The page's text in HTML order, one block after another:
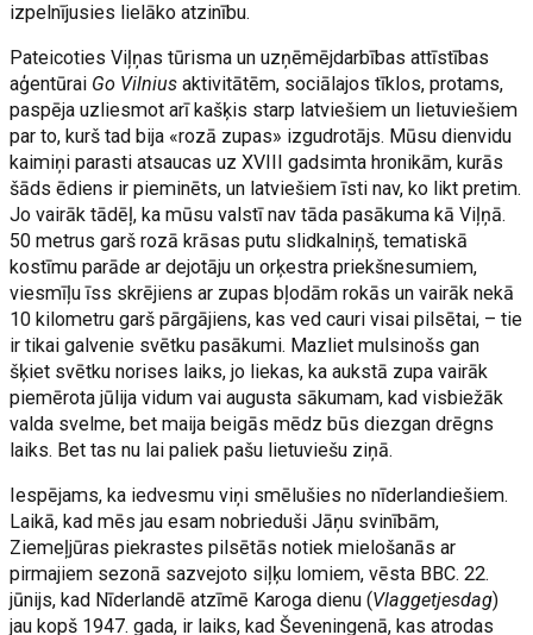
izpelnījusies lielāko atzinību.
Pateicoties Viļņas tūrisma un uzņēmējdarbības attīstības
aģentūrai Go Vilnius aktivitātēm, sociālajos tīklos, protams,
paspēja uzliesmot arī kašķis starp latviešiem un lietuviešiem
par to, kurš tad bija «rozā zupas» izgudrotājs. Mūsu dienvidu
kaimiņi parasti atsaucas uz XVIII gadsimta hronikām, kurās
šāds ēdiens ir pieminēts, un latviešiem īsti nav, ko likt pretim.
Jo vairāk tādēļ, ka mūsu valstī nav tāda pasākuma kā Viļņā.
50 metrus garš rozā krāsas putu slidkalniņš, tematiskā
kostīmu parāde ar dejotāju un orķestra priekšnesumiem,
viesmīļu īss skrējiens ar zupas bļodām rokās un vairāk nekā
10 kilometru garš pārgājiens, kas ved cauri visai pilsētai, – tie
ir tikai galvenie svētku pasākumi. Mazliet mulsinošs gan
šķiet svētku norises laiks, jo liekas, ka aukstā zupa vairāk
piemērota jūlija vidum vai augusta sākumam, kad visbiežāk
valda svelme, bet maija beigās mēdz būs diezgan drēgns
laiks. Bet tas nu lai paliek pašu lietuviešu ziņā.
Iespējams, ka iedvesmu viņi smēlušies no nīderlandiešiem.
Laikā, kad mēs jau esam nobrieduši Jāņu svinībām,
Ziemeļjūras piekrastes pilsētās notiek mielošanās ar
pirmajiem sezonā sazvejoto siļķu lomiem, vēsta BBC. 22.
jūnijs, kad Nīderlandē atzīmē Karoga dienu (Vlaggetjesdag)
jau kopš 1947. gada, ir laiks, kad Ševeningenā, kas atrodas